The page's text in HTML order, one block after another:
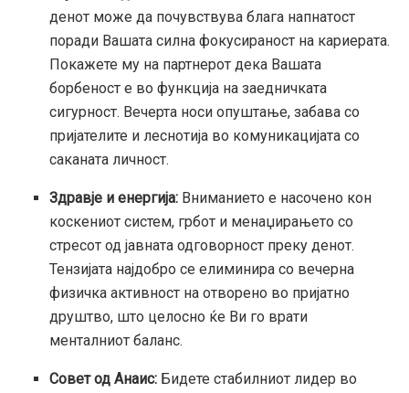
денот може да почувствува блага напнатост
поради Вашата силна фокусираност на кариерата.
Покажете му на партнерот дека Вашата
борбеност е во функција на заедничката
сигурност. Вечерта носи опуштање, забава со
пријателите и леснотија во комуникацијата со
саканата личност.
Здравје и енергија: Вниманието е насочено кон
коскениот систем, грбот и менаџирањето со
стресот од јавната одговорност преку денот.
Тензијата најдобро се елиминира со вечерна
физичка активност на отворено во пријатно
друштво, што целосно ќе Ви го врати
менталниот баланс.
Совет од Анаис: Бидете стабилниот лидер во